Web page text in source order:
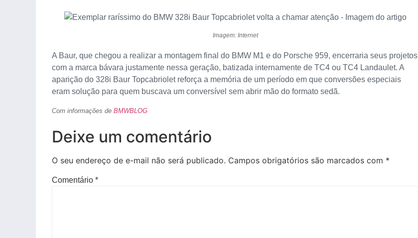
Imagem: Internet
A Baur, que chegou a realizar a montagem final do BMW M1 e do Porsche 959, encerraria seus projetos
com a marca bávara justamente nessa geração, batizada internamente de TC4 ou TC4 Landaulet. A
aparição do 328i Baur Topcabriolet reforça a memória de um período em que conversões especiais
eram solução para quem buscava um conversível sem abrir mão do formato sedã.
Com informações de BMWBLOG
Deixe um comentário
O seu endereço de e-mail não será publicado. Campos obrigatórios são marcados com *
Comentário *